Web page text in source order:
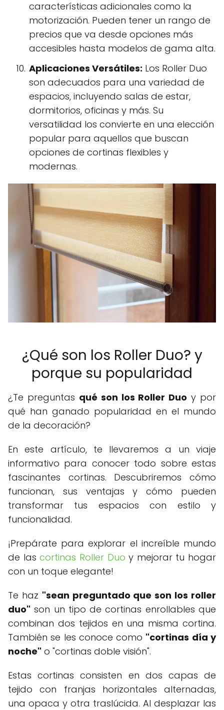
características adicionales como la
motorización. Pueden tener un rango de
precios que va desde opciones más
accesibles hasta modelos de gama alta.
Aplicaciones Versátiles: Los Roller Duo
son adecuados para una variedad de
espacios, incluyendo salas de estar,
dormitorios, oficinas y más. Su
versatilidad los convierte en una elección
popular para aquellos que buscan
opciones de cortinas flexibles y
modernas.
¿Qué son los Roller Duo? y
porque su popularidad
¿Te preguntas qué son los Roller Duo y por
qué han ganado popularidad en el mundo
de la decoración?
En este artículo, te llevaremos a un viaje
informativo para conocer todo sobre estas
fascinantes cortinas. Descubriremos cómo
funcionan, sus ventajas y cómo pueden
transformar tus espacios con estilo y
funcionalidad.
¡Prepárate para explorar el increíble mundo
de lascortinas Roller Duo y mejorar tu hogar
con un toque elegante!
Te haz "sean preguntado que son los roller
duo" son un tipo de cortinas enrollables que
combinan dos tejidos en una misma cortina.
También se les conoce como "cortinas día y
noche" o "cortinas doble visión".
Estas cortinas consisten en dos capas de
tejido con franjas horizontales alternadas,
una opaca y otra traslúcida. Al desplazar las